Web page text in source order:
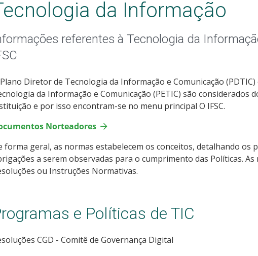
da Informação
referentes à Tecnologia da
Diretor de Tecnologia da Informação e Comunicação
da Informação e Comunicação (PETIC) são considerados
e por isso encontram-se no menu principal O IFSC.
Norteadores
forma geral, as normas estabelecem os conceitos, detalhando os
a serem observadas para o cumprimento das Políticas.
ou Instruções Normativas.
e Políticas de TIC
CGD - Comitê de Governança Digital